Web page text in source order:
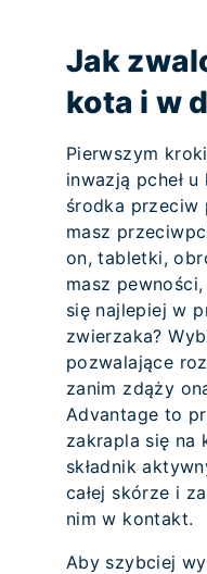
Jak
kota i w
Pierwszym
inwazją pcheł
środka przeciw
masz
on, tabletki,
masz
się najlepiej w
zwierzaka?
pozwalające
zanim zdąży
Advantage to
zakrapla się na
składnik
całej skórze i
nim w kontakt.
Aby szybciej